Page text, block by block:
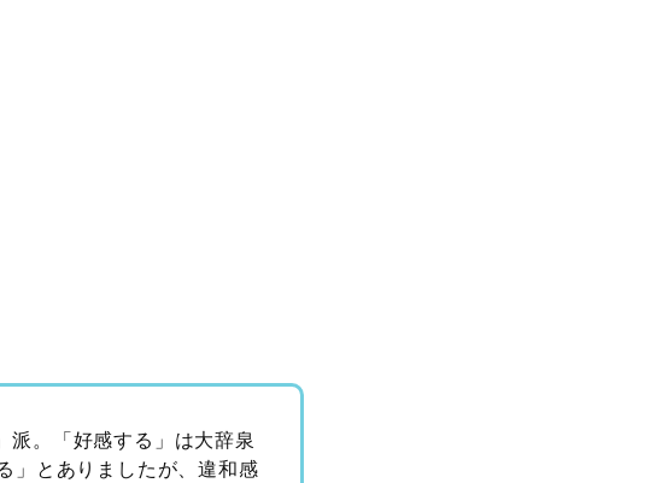
派。「好感する」は大辞泉
」とありましたが、違和感